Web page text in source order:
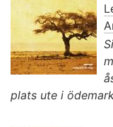
plats ute i